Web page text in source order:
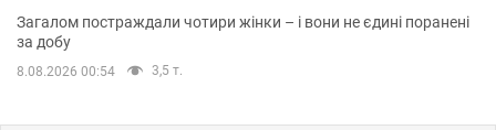
Загалом постраждали чотири жінки – і вони не єдині поранені
за добу
8.08.2026 00:54 3,5 т.